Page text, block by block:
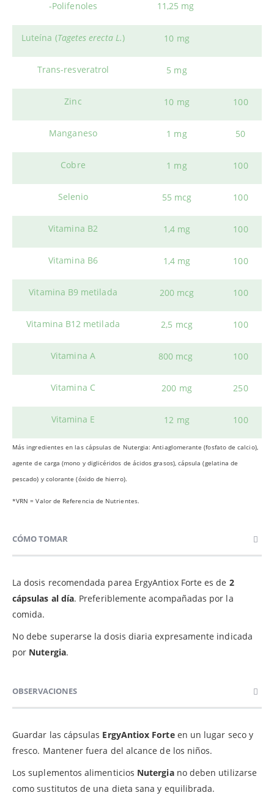
-Polifenoles 11,25 mg
Luteína (Tagetes erecta L.) 10 mg
Trans-resveratrol 5 mg
Zinc 10 mg 100
Manganeso 1 mg 50
Cobre 1 mg 100
Selenio 55 mcg 100
Vitamina B2 1,4 mg 100
Vitamina B6 1,4 mg 100
Vitamina B9 metilada 200 mcg 100
Vitamina B12 metilada 2,5 mcg 100
Vitamina A 800 mcg 100
Vitamina C 200 mg 250
Vitamina E 12 mg 100
Más ingredientes en las cápsulas de Nutergia: Antiaglomerante (fosfato de calcio),
agente de carga (mono y diglicéridos de ácidos grasos), cápsula (gelatina de
pescado) y colorante (óxido de hierro).
*VRN = Valor de Referencia de Nutrientes.
CÓMO TOMAR
La dosis recomendada parea ErgyAntiox Forte es de 2
cápsulas al día. Preferiblemente acompañadas por la
comida.
No debe superarse la dosis diaria expresamente indicada
por Nutergia.
OBSERVACIONES
Guardar las cápsulas ErgyAntiox Forteen un lugar seco y
fresco. Mantener fuera del alcance de los niños.
Los suplementos alimenticios Nutergiano deben utilizarse
como sustitutos de una dieta sana y equilibrada.